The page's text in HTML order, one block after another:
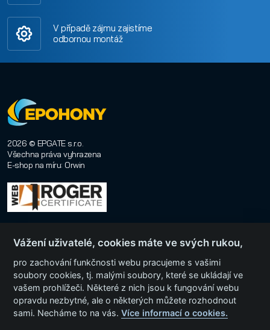
V případě zájmu zajistíme
odbornou montáž
2026 © EPGATE s.r.o.
Všechna práva vyhrazena
E-shop na míru: Orwin
Menu
Kategorie produktů
Vážení uživatelé, cookies máte ve svých rukou,
pro zachování funkčnosti webu pracujeme s vašimi
soubory cookies, tj. malými soubory, které se ukládají ve
vašem prohlížeči. Některé z nich jsou k fungování webu
opravdu nezbytné, ale o některých můžete rozhodnout
sami. Necháme to na vás.Více informací o cookies.